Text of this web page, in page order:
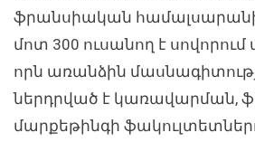
ֆրանսիական
մոտ 300 ուսանող է
որն առանձին
ներդրված է կառավարման,
մարքեթինգի